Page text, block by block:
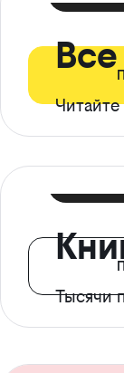
Тысячи
с